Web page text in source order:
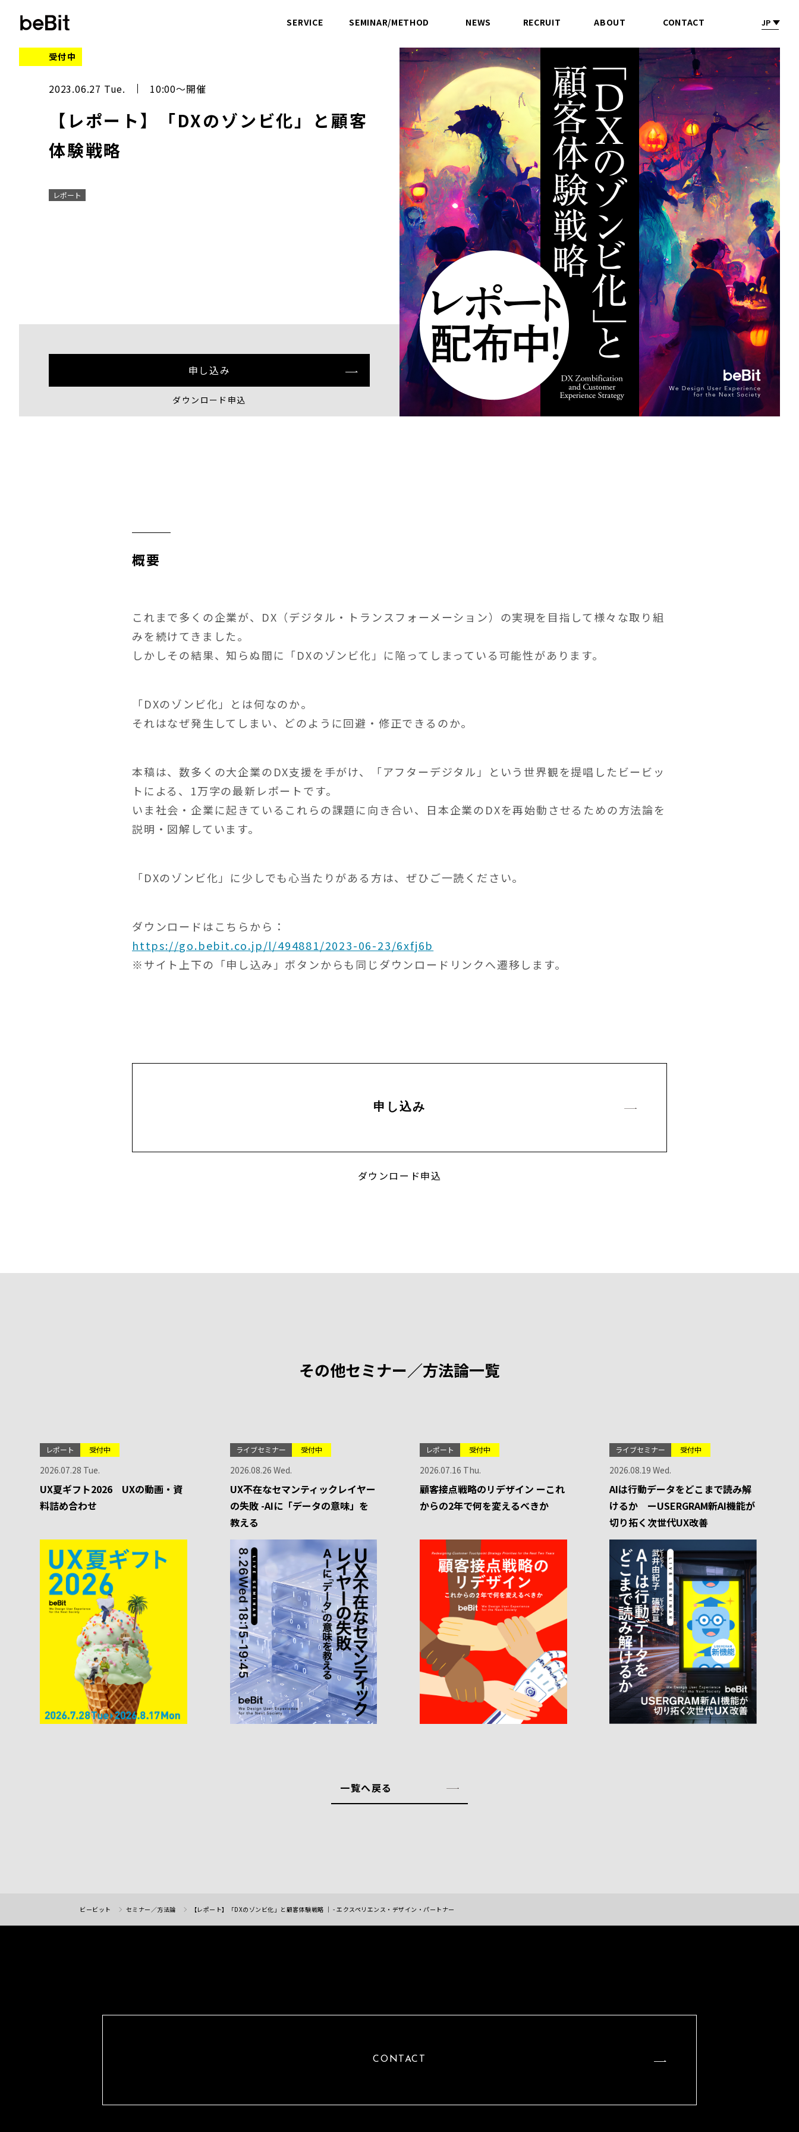
SERVICE SEMINAR/METHOD NEWS RECRUIT ABOUT CONTACT JP
受付中
2023.06.27 Tue. 10:00～開催
【レポート】「DXのゾンビ化」と顧客
体験戦略
レポート
申し込み
ダウンロード申込
概要
これまで多くの企業が、DX（デジタル・トランスフォーメーション）の実現を目指して様々な取り組
みを続けてきました。
しかしその結果、知らぬ間に「DXのゾンビ化」に陥ってしまっている可能性があります。
「DXのゾンビ化」とは何なのか。
それはなぜ発生してしまい、どのように回避・修正できるのか。
本稿は、数多くの大企業のDX支援を手がけ、「アフターデジタル」という世界観を提唱したビービッ
トによる、1万字の最新レポートです。
いま社会・企業に起きているこれらの課題に向き合い、日本企業のDXを再始動させるための方法論を
説明・図解しています。
「DXのゾンビ化」に少しでも心当たりがある方は、ぜひご一読ください。
ダウンロードはこちらから：
https://go.bebit.co.jp/l/494881/2023-06-23/6xfj6b
※サイト上下の「申し込み」ボタンからも同じダウンロードリンクへ遷移します。
申し込み
ダウンロード申込
その他セミナー／方法論一覧
レポート 受付中
2026.07.28 Tue.
UX夏ギフト2026 UXの動画・資
料詰め合わせ
ライブセミナー 受付中
2026.08.26 Wed.
UX不在なセマンティックレイヤー
の失敗 -AIに「データの意味」を
教える
レポート 受付中
2026.07.16 Thu.
顧客接点戦略のリデザイン ーこれ
からの2年で何を変えるべきか
ライブセミナー 受付中
2026.08.19 Wed.
AIは行動データをどこまで読み解
けるか ーUSERGRAM新AI機能が
切り拓く次世代UX改善
一覧へ戻る
ビービット セミナー／方法論 【レポート】「DXのゾンビ化」と顧客体験戦略 ｜ - エクスペリエンス・デザイン・パートナー
CONTACT